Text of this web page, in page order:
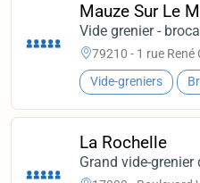
Mauze Sur Le
Vide grenier -
79210 - 1 rue René
Vide-greniers
La Rochelle
Grand vide-